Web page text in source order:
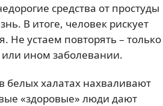
средства от простуды
В итоге, человек рискует
Не устаем повторять – только
или ином заболевании.
белых халатах нахваливают
«здоровые» люди дают